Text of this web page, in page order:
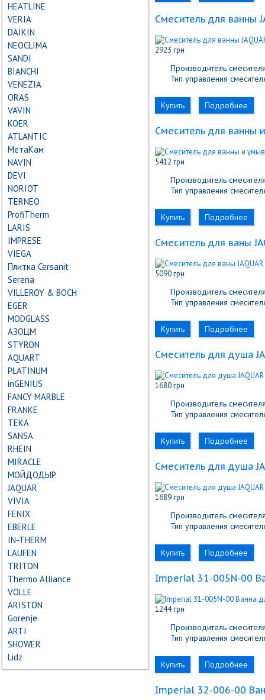
HEATLINE
VERIA
DAIKIN
NEOCLIMA
SANDI
BIANCHI
VENEZIA
ORAS
VAVIN
KOER
ATLANTIC
МетаКам
NAVIN
DEVI
NORIOT
TERNEO
ProfiTherm
LARIS
IMPRESE
VIEGA
Плитка Cersanit
Serena
VILLEROY & BOCH
EGER
MODGLASS
АЗОЦМ
STYRON
AQUART
PLATINUM
inGENIUS
FANCY MARBLE
FRANKE
TEKA
SANSA
RHEIN
MIRACLE
МОЙДОДЫР
JAQUAR
VIVIA
FENIX
EBERLE
IN-THERM
LAUFEN
TRITON
Thermo Alliance
VOLLE
ARISTON
Gorenje
ARTI
SHOWER
Lidz
Cмеситель для ванны
2923 грн
Производитель
Тип управления
Купить Подробнее
Cмеситель для ванны
5412 грн
Производитель
Тип управления
Купить Подробнее
Cмеситель для ваны
5090 грн
Производитель
Тип управления
Купить Подробнее
Cмеситель для душа
1680 грн
Производитель
Тип управления
Купить Подробнее
Cмеситель для душа
1689 грн
Производитель
Тип управления
Купить Подробнее
Imperial 31-005N-00
1244 грн
Производитель
Тип управления
Купить Подробнее
Imperial 32-006-00